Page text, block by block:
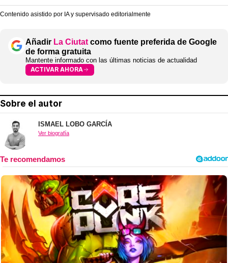
Contenido asistido por IA y supervisado editorialmente
Añadir La Ciutat como fuente preferida de Google
de forma gratuita
Mantente informado con las últimas noticias de actualidad
ACTIVAR AHORA
Sobre el autor
ISMAEL LOBO GARCÍA
Ver biografía